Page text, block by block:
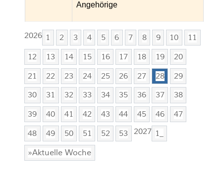
Angehörige
2026 1 2 3 4 5 6 7 8 9 10
11
12
13 14 15 16 17 18 19
20
21
22 23 24 25 26 27 28
29
30
31 32 33 34 35 36 37
38
39
40 41 42 43 44 45 46
47
48
49 50 51 52 53 2027 1_
»Aktuelle Woche